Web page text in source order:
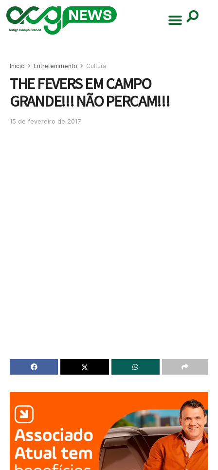
Início Entretenimento Cultura
THE FEVERS EM CAMPO
GRANDE!!! NÃO PERCAM!!!
15 de fevereiro de 2017